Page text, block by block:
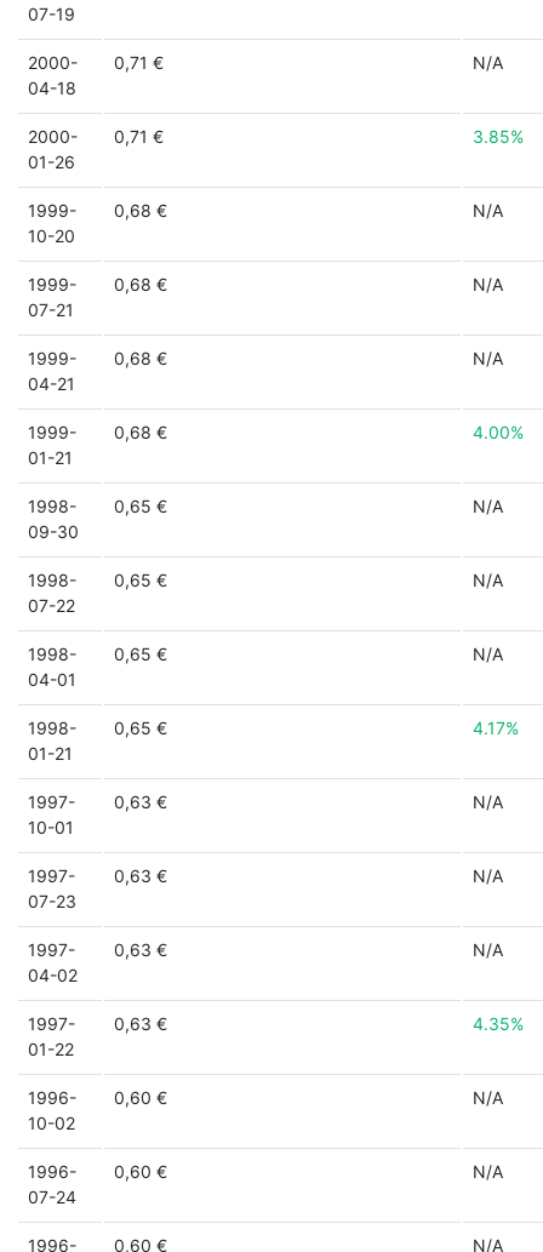
07-19
2000-
04-18
0,71 € N/A
2000-
01-26
0,71 € 3.85%
1999-
10-20
0,68 € N/A
1999-
07-21
0,68 € N/A
1999-
04-21
0,68 € N/A
1999-
01-21
0,68 € 4.00%
1998-
09-30
0,65 € N/A
1998-
07-22
0,65 € N/A
1998-
04-01
0,65 € N/A
1998-
01-21
0,65 € 4.17%
1997-
10-01
0,63 € N/A
1997-
07-23
0,63 € N/A
1997-
04-02
0,63 € N/A
1997-
01-22
0,63 € 4.35%
1996-
10-02
0,60 € N/A
1996-
07-24
0,60 € N/A
1996- 0,60 € N/A